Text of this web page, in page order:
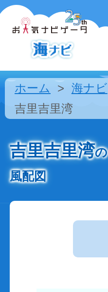
ホーム 海ナビ
吉里吉里湾
吉里吉里湾の
風配図